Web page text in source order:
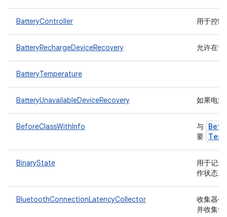
BatteryController 用于控
BatteryRechargeDeviceRecovery 允许在
BatteryTemperature
BatteryUnavailableDeviceRecovery 如果电
BeforeClassWithInfo 与
要 Test
BinaryState
用于记
作状态。
BluetoothConnectionLatencyCollector
收集器
并收集